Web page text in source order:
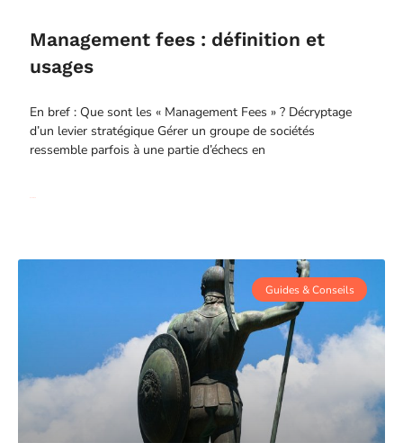
Management fees : définition et
usages
En bref : Que sont les « Management Fees » ? Décryptage
d’un levier stratégique Gérer un groupe de sociétés
ressemble parfois à une partie d’échecs en
Guides & Conseils